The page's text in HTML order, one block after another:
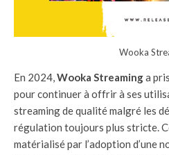
Wooka
En 2024,Wooka Streaminga
pour continuer à offrir à ses
streaming de qualité malgré les
régulation toujours plus stricte.
matérialisé par l’adoption d’une